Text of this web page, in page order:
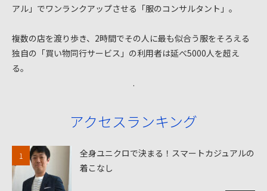
アル」でワンランクアップさせる「服のコンサルタント」。
複数の店を渡り歩き、2時間でその人に最も似合う服をそろえる
独自の「買い物同行サービス」の利用者は延べ5000人を超え
る。
.
アクセスランキング
全身ユニクロで決まる！スマートカジュアルの
着こなし